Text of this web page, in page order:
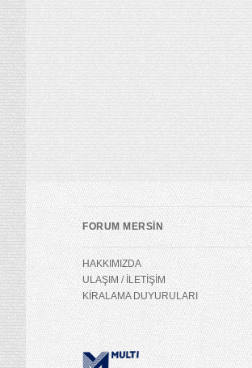
FORUM MERSİN
HAKKIMIZDA
ULAŞIM / İLETİŞİM
KİRALAMA DUYURULARI